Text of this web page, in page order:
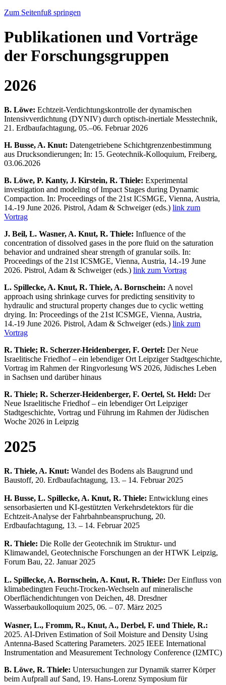
Zum Seitenfuß springen
Publikationen und Vorträge
der Forschungsgruppen
2026
B. Löwe: Echtzeit-Verdichtungskontrolle der dynamischen
Intensivverdichtung (DYNIV) durch optisch-inertiale Messtechnik,
21. Erdbaufachtagung, 05.–06. Februar 2026
H. Busse, A. Knut: Datengetriebene Schichtgrenzenbestimmung
aus Drucksondierungen; In: 15. Geotechnik-Kolloquium, Freiberg,
03.06.2026
B. Löwe, P. Kanty, J. Kirstein, R. Thiele: Experimental
investigation and modeling of Impact Stages during Dynamic
Compaction. In: Proceedings of the 21st ICSMGE, Vienna, Austria,
14.-19 June 2026. Pistrol, Adam & Schweiger (eds.) link zum
Vortrag
J. Beil, L. Wasner, A. Knut, R. Thiele: Influence of the
concentration of dissolved gases in the pore fluid on the saturation
behavior and undrained shear strength of granular soils. In:
Proceedings of the 21st ICSMGE, Vienna, Austria, 14.-19 June
2026. Pistrol, Adam & Schweiger (eds.) link zum Vortrag
L. Spillecke, A. Knut, R. Thiele, A. Bornschein: A novel
approach using shrinkage curves for predicting sensitivity to
hydraulic and structural property changes due to cyclic wetting
drying. In: Proceedings of the 21st ICSMGE, Vienna, Austria,
14.-19 June 2026. Pistrol, Adam & Schweiger (eds.) link zum
Vortrag
R. Thiele; R. Scherzer-Heidenberger, F. Oertel: Der Neue
Israelitische Friedhof – ein lebendiger Ort Leipziger Stadtgeschichte,
Vortrag im Rahmen der Ringvorlesung WS 2026, Jüdisches Leben
in Sachsen und darüber hinaus
R. Thiele; R. Scherzer-Heidenberger, F. Oertel, St. Held: Der
Neue Israelitische Friedhof – ein lebendiger Ort Leipziger
Stadtgeschichte, Vortrag und Führung im Rahmen der Jüdischen
Woche 2026 in Leipzig
2025
R. Thiele, A. Knut: Wandel des Bodens als Baugrund und
Baustoff, 20. Erdbaufachtagung, 13. – 14. Februar 2025
H. Busse, L. Spillecke, A. Knut, R. Thiele: Entwicklung eines
sensorbasierten und KI-gestützten Verkehrsdetektors für die
Echtzeit-Analyse der Fahrbahnbeanspruchung, 20.
Erdbaufachtagung, 13. – 14. Februar 2025
R. Thiele: Die Rolle der Geotechnik im Struktur- und
Klimawandel, Geotechnische Forschungen an der HTWK Leipzig,
Forum Bau, 22. Januar 2025
L. Spillecke, A. Bornschein, A. Knut, R. Thiele: Der Einfluss von
klimabedingten Feucht-Trocken-Wechseln auf mineralische
Oberflächendichtungen von Deichen, 48. Dresdner
Wasserbaukolloquium 2025, 06. – 07. März 2025
Wasner, L., Fromm, R., Knut, A., Derbel, F. und Thiele, R.:
2025. AI-Driven Estimation of Soil Moisture and Density Using
Antenna-Based Scattering Parameters. 2025 IEEE International
Instrumentation and Measurement Technology Conference (I2MTC)
B. Löwe, R. Thiele: Untersuchungen zur Dynamik starrer Körper
beim Aufprall auf Sand, 19. Hans-Lorenz Symposium für